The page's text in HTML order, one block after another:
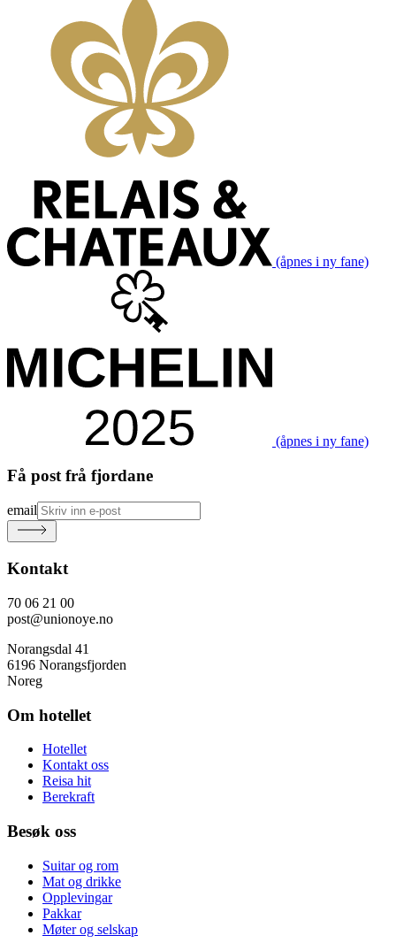
(åpnes i ny fane)
(åpnes i ny fane)
Få post frå fjordane
email
Kontakt
70 06 21 00
post@unionoye.no
Norangsdal 41
6196 Norangsfjorden
Noreg
Om hotellet
Hotellet
Kontakt oss
Reisa hit
Berekraft
Besøk oss
Suitar og rom
Mat og drikke
Opplevingar
Pakkar
Møter og selskap